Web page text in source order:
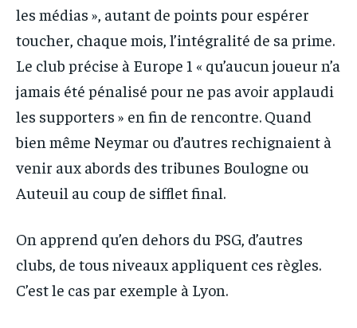
les médias », autant de points pour espérer
toucher, chaque mois, l’intégralité de sa prime.
Le club précise à Europe 1 « qu’aucun joueur n’a
jamais été pénalisé pour ne pas avoir applaudi
les supporters » en fin de rencontre. Quand
bien même Neymar ou d’autres rechignaient à
venir aux abords des tribunes Boulogne ou
Auteuil au coup de sifflet final.
On apprend qu’en dehors du PSG, d’autres
clubs, de tous niveaux appliquent ces règles.
C’est le cas par exemple à Lyon.